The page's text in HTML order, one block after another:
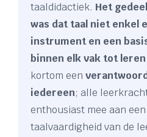
taaldidactiek. Het
was dat taal niet enkel
instrument en een
binnen elk vak tot
kortom een
iedereen; alle
enthousiast mee aan
taalvaardigheid van de